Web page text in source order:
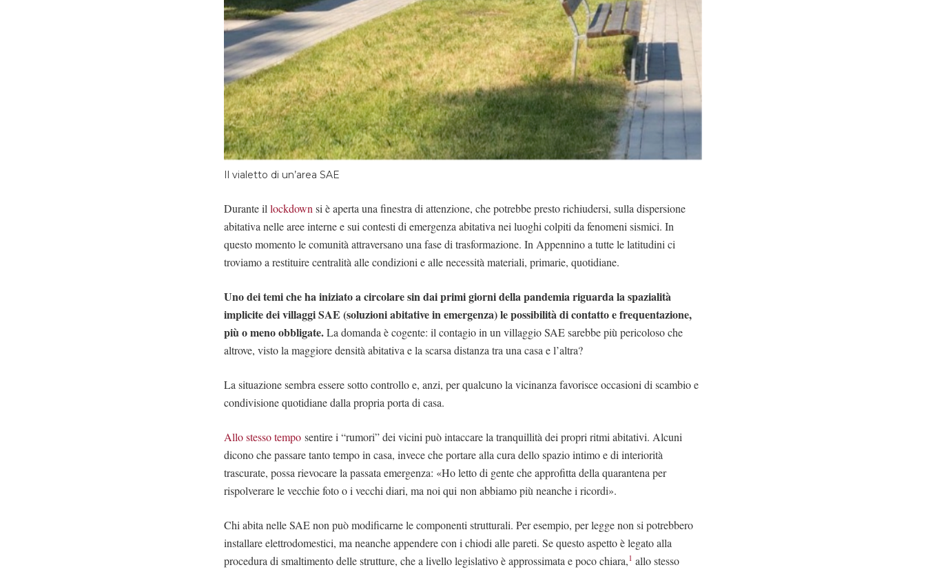
Il vialetto di un’area SAE
Durante illockdown si è aperta una finestra di attenzione, che potrebbe presto richiudersi, sulla dispersione
abitativa nelle aree interne e sui contesti di emergenza abitativa nei luoghi colpiti da fenomeni sismici. In
questo momento le comunità attraversano una fase di trasformazione. In Appennino a tutte le latitudini ci
troviamo a restituire centralità alle condizioni e alle necessità materiali, primarie, quotidiane.
Uno dei temi che ha iniziato a circolare sin dai primi giorni della pandemia riguarda la spazialità
implicite dei villaggi SAE (soluzioni abitative in emergenza) le possibilità di contatto e frequentazione,
più o meno obbligate.La domanda è cogente: il contagio in un villaggio SAE sarebbe più pericoloso che
altrove, visto la maggiore densità abitativa e la scarsa distanza tra una casa e l’altra?
La situazione sembra essere sotto controllo e, anzi, per qualcuno la vicinanza favorisce occasioni di scambio e
condivisione quotidiane dalla propria porta di casa.
Allo stesso tempo sentire i “rumori” dei vicini può intaccare la tranquillità dei propri ritmi abitativi. Alcuni
dicono che passare tanto tempo in casa, invece che portare alla cura dello spazio intimo e di interiorità
trascurate, possa rievocare la passata emergenza: «Ho letto di gente che approfitta della quarantena per
rispolverare le vecchie foto o i vecchi diari, ma noi qui non abbiamo più neanche i ricordi».
Chi abita nelle SAE non può modificarne le componenti strutturali. Per esempio, per legge non si potrebbero
installare elettrodomestici, ma neanche appendere con i chiodi alle pareti. Se questo aspetto è legato alla
procedura di smaltimento delle strutture, che a livello legislativo è approssimata e poco chiara,1 allo stesso